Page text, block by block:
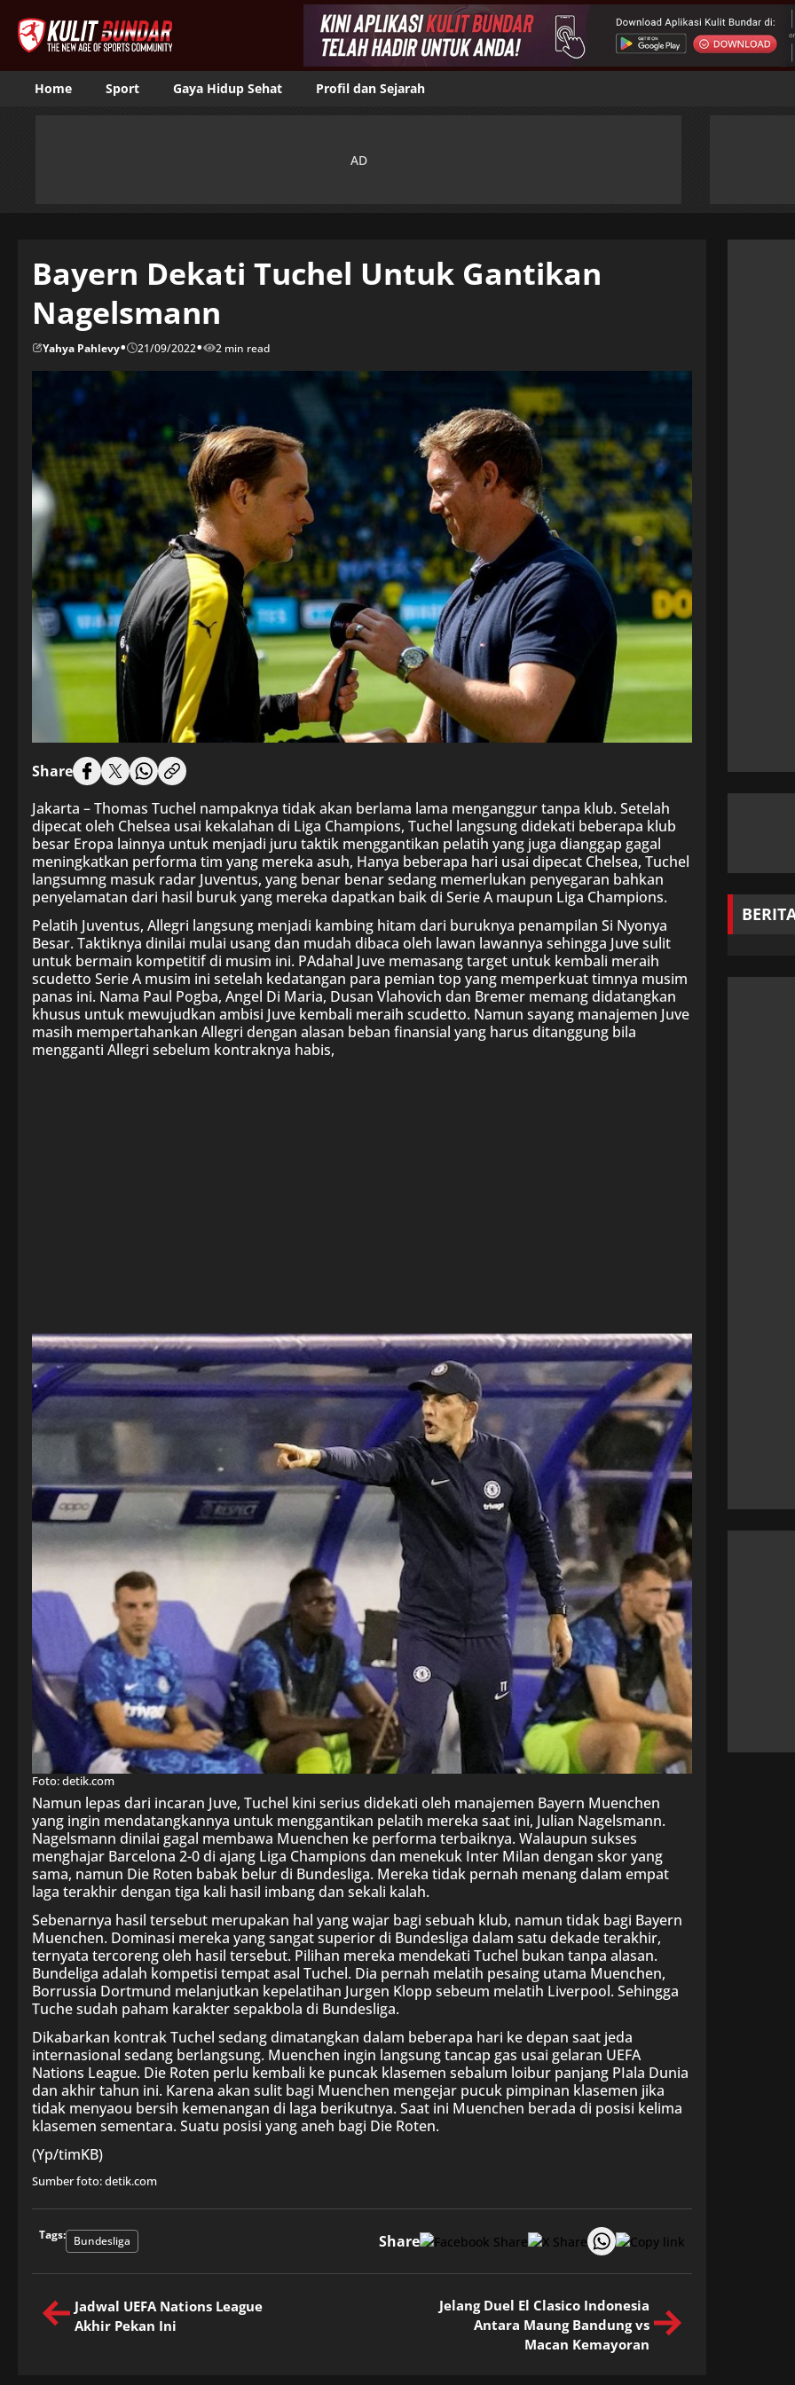
Home Sport Gaya Hidup Sehat Profil dan Sejarah
Bayern Dekati Tuchel Untuk Gantikan
Nagelsmann
Yahya Pahlevy• 21/09/2022• 2 min read
Share
Jakarta – Thomas Tuchel nampaknya tidak akan berlama lama menganggur tanpa klub. Setelah
dipecat oleh Chelsea usai kekalahan di Liga Champions, Tuchel langsung didekati beberapa klub
besar Eropa lainnya untuk menjadi juru taktik menggantikan pelatih yang juga dianggap gagal
meningkatkan performa tim yang mereka asuh, Hanya beberapa hari usai dipecat Chelsea, Tuchel
langsumng masuk radar Juventus, yang benar benar sedang memerlukan penyegaran bahkan
penyelamatan dari hasil buruk yang mereka dapatkan baik di Serie A maupun Liga Champions.
Pelatih Juventus, Allegri langsung menjadi kambing hitam dari buruknya penampilan Si Nyonya
Besar. Taktiknya dinilai mulai usang dan mudah dibaca oleh lawan lawannya sehingga Juve sulit
untuk bermain kompetitif di musim ini. PAdahal Juve memasang target untuk kembali meraih
scudetto Serie A musim ini setelah kedatangan para pemian top yang memperkuat timnya musim
panas ini. Nama Paul Pogba, Angel Di Maria, Dusan Vlahovich dan Bremer memang didatangkan
khusus untuk mewujudkan ambisi Juve kembali meraih scudetto. Namun sayang manajemen Juve
masih mempertahankan Allegri dengan alasan beban finansial yang harus ditanggung bila
mengganti Allegri sebelum kontraknya habis,
Foto: detik.com
Namun lepas dari incaran Juve, Tuchel kini serius didekati oleh manajemen Bayern Muenchen
yang ingin mendatangkannya untuk menggantikan pelatih mereka saat ini, Julian Nagelsmann.
Nagelsmann dinilai gagal membawa Muenchen ke performa terbaiknya. Walaupun sukses
menghajar Barcelona 2-0 di ajang Liga Champions dan menekuk Inter Milan dengan skor yang
sama, namun Die Roten babak belur di Bundesliga. Mereka tidak pernah menang dalam empat
laga terakhir dengan tiga kali hasil imbang dan sekali kalah.
Sebenarnya hasil tersebut merupakan hal yang wajar bagi sebuah klub, namun tidak bagi Bayern
Muenchen. Dominasi mereka yang sangat superior di Bundesliga dalam satu dekade terakhir,
ternyata tercoreng oleh hasil tersebut. Pilihan mereka mendekati Tuchel bukan tanpa alasan.
Bundeliga adalah kompetisi tempat asal Tuchel. Dia pernah melatih pesaing utama Muenchen,
Borrussia Dortmund melanjutkan kepelatihan Jurgen Klopp sebeum melatih Liverpool. Sehingga
Tuche sudah paham karakter sepakbola di Bundesliga.
Dikabarkan kontrak Tuchel sedang dimatangkan dalam beberapa hari ke depan saat jeda
internasional sedang berlangsung. Muenchen ingin langsung tancap gas usai gelaran UEFA
Nations League. Die Roten perlu kembali ke puncak klasemen sebalum loibur panjang PIala Dunia
dan akhir tahun ini. Karena akan sulit bagi Muenchen mengejar pucuk pimpinan klasemen jika
tidak menyaou bersih kemenangan di laga berikutnya. Saat ini Muenchen berada di posisi kelima
klasemen sementara. Suatu posisi yang aneh bagi Die Roten.
(Yp/timKB)
Sumber foto: detik.com
Tags: Bundesliga Share
Jadwal UEFA Nations League
Akhir Pekan Ini
Jelang Duel El Clasico Indonesia
Antara Maung Bandung vs
Macan Kemayoran